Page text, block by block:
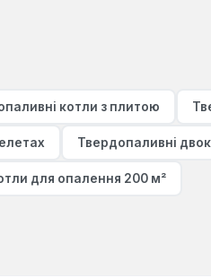
котли з плитою
Твердопаливні
для опалення 200 м²